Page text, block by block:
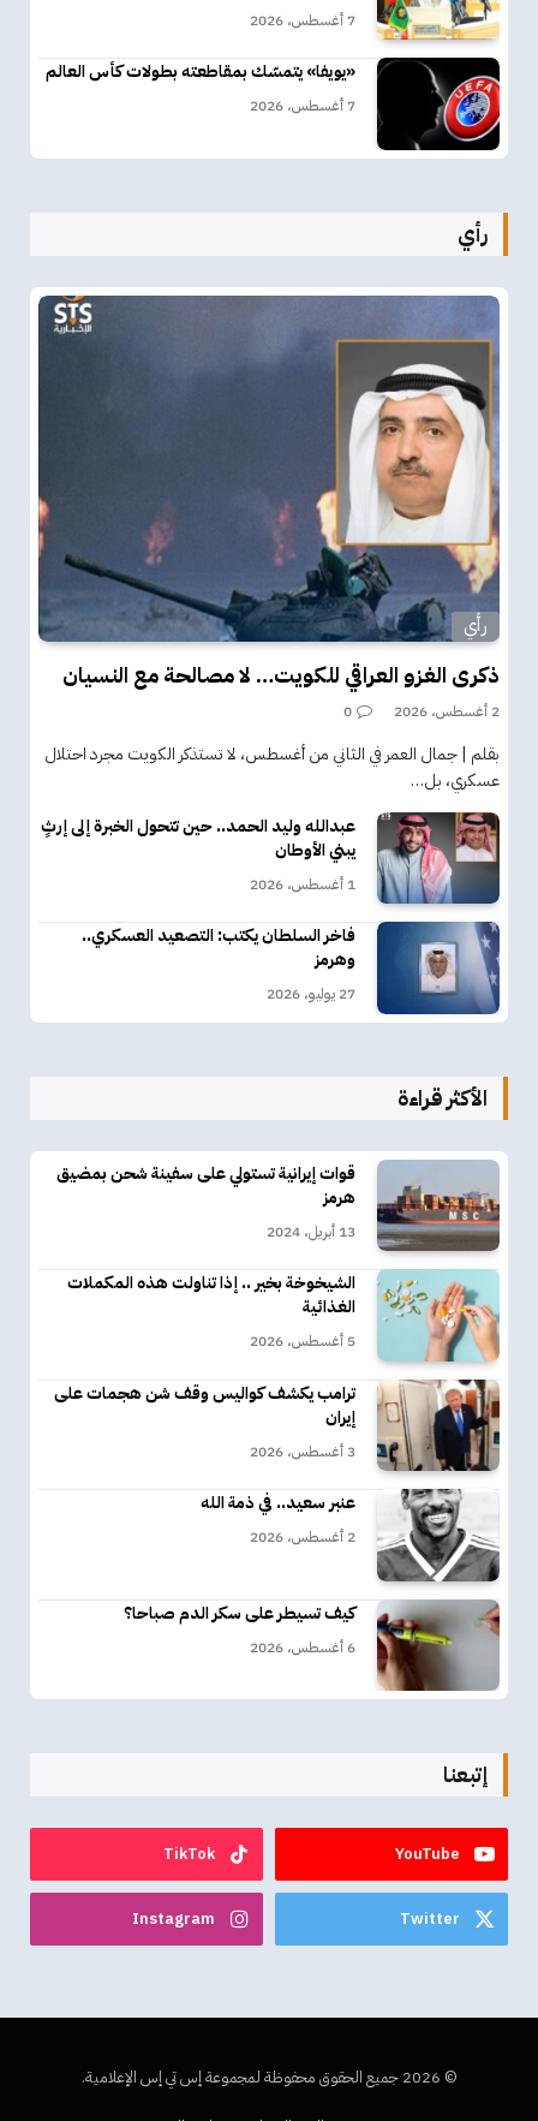
7 أغسطس، 2026
«يويفا» يتمسّك بمقاطعته بطولات كأس العالم
7 أغسطس، 2026
رأي
رأي
ذكرى الغزو العراقي للكويت… لا مصالحة مع النسيان
2 أغسطس، 2026 0
بقلم | جمال العمر في الثاني من أغسطس، لا تستذكر الكويت مجرد احتلال
عسكري، بل…
عبدالله وليد الحمد.. حين تتحول الخبرة إلى إرثٍ
يبني الأوطان
1 أغسطس، 2026
فاخر السلطان يكتب: التصعيد العسكري..
وهرمز
27 يوليو، 2026
الأكثر قراءة
قوات إيرانية تستولي على سفينة شحن بمضيق
هرمز
13 أبريل، 2024
الشيخوخة بخير .. إذا تناولت هذه المكملات
الغذائية
5 أغسطس، 2026
ترامب يكشف كواليس وقف شن هجمات على
إيران
3 أغسطس، 2026
عنبر سعيد.. في ذمة الله
2 أغسطس، 2026
كيف تسيطر على سكر الدم صباحا؟
6 أغسطس، 2026
إتبعنا
YouTube
TikTok
Twitter
Instagram
© 2026 جميع الحقوق محفوظة لمجموعة إس تي إس الإعلامية.